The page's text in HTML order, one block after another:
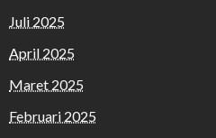
Juli 2025
April 2025
Maret 2025
Februari 2025